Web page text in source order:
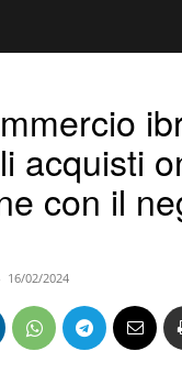
acquisti
con il
16/02/2024